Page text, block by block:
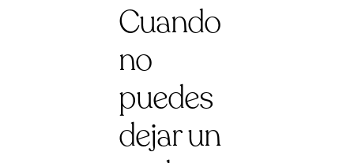
Cuando
no
puedes
dejar un